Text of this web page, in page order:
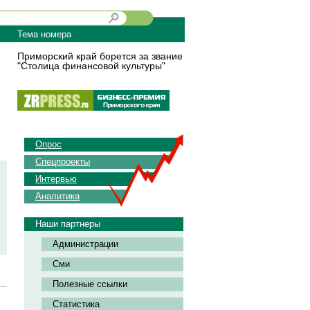
Тема номера
Приморский край борется за звание
"Столица финансовой культуры"
Опрос
Спецпроекты
Интервью
Аналитика
Наши партнеры
Администрации
Сми
Полезные ссылки
Статистика